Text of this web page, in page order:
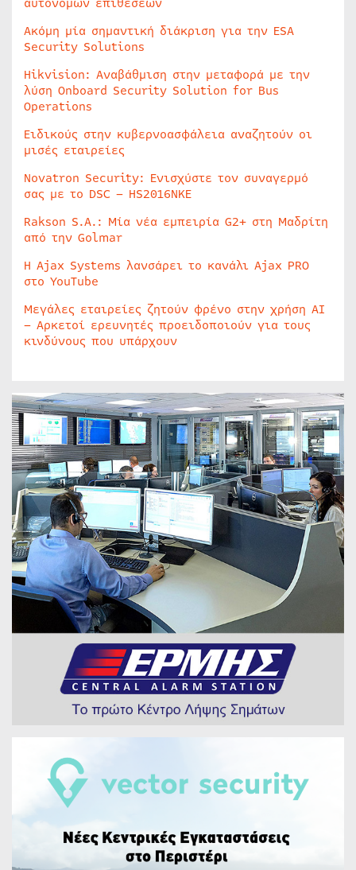
Ακόμη μία σημαντική διάκριση για την ESA
Security Solutions
Hikvision: Αναβάθμιση στην μεταφορά με την
λύση Onboard Security Solution for Bus
Operations
Ειδικούς στην κυβερνοασφάλεια αναζητούν οι
μισές εταιρείες
Novatron Security: Ενισχύστε τον συναγερμό
σας με το DSC – HS2016NKE
Rakson S.A.: Μία νέα εμπειρία G2+ στη Μαδρίτη
από την Golmar
Η Ajax Systems λανσάρει το κανάλι Ajax PRO
στο YouTube
Μεγάλες εταιρείες ζητούν φρένο στην χρήση AI
– Αρκετοί ερευνητές προειδοποιούν για τους
κινδύνους που υπάρχουν